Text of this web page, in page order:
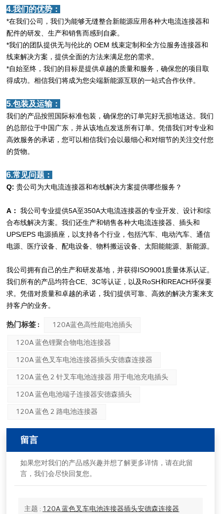
4.我们的优势：
*在我们公司，我们为能够无缝整合新能源应用各种大电流连接器和
配件的研发、生产和销售而感到自豪。
*我们的团队提供无与伦比的 OEM 线束定制和全方位服务连接器和
线束解决方案，提供全面的方法来满足您的需求。
*自始至终，我们的目标是提供卓越的质量和服务，确保您的项目取
得成功。相信我们将成为您尖端新能源互联的一站式合作伙伴。
5.包装及运输：
我们的产品按照国际标准包装，确保您的订单完好无损地送达。我们
的总部位于中国广东，并从该地点发送所有订单。凭借我们对专业和
高效服务的承诺，您可以相信我们会以最细心和对细节的关注交付您
的货物。
6.常见问题：
Q: 贵公司为大电流连接器和布线解决方案提供哪些服务？
A：我公司专业提供5A至350A大电流连接器的专业开发、设计和综
合布线解决方案。我们还生产和销售各种大电流连接器、插头和
UPS/EPS 电源插座，以支持各个行业，包括汽车、电动汽车、通信
电源、医疗设备、配电设备、物料搬运设备、太阳能能源、新能源。
我公司拥有自己的生产和研发基地，并获得ISO9001质量体系认证。
我们所有的产品均符合CE、3C等认证，以及RoSH和REACH环保要
求。凭借对质量和卓越的承诺，我们提供可靠、高效的解决方案来支
持客户的业务。
热门标签 : 120A蓝色高性能电池插头
120A 蓝色锂聚合物电池连接器
120A 蓝色叉车电池连接器插头安德森连接器
120A 蓝色 2 针叉车电池连接器 用于电池充电插头
120A 蓝色电池端子连接器安德森插头
120A 蓝色 2 路电池连接器
留言
如果您对我们的产品感兴趣并想了解更多详情，请在此留
言，我们会尽快回复您。
主题 : 120A 蓝色叉车电池连接器插头安德森连接器